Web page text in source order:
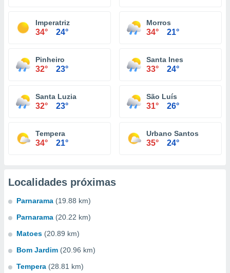
Imperatriz
34° 24°
Morros
34° 21°
Pinheiro
32° 23°
Santa Ines
33° 24°
Santa Luzia
32° 23°
São Luís
31° 26°
Tempera
34° 21°
Urbano Santos
35° 24°
Localidades próximas
Parnarama (19.88 km)
Parnarama (20.22 km)
Matoes (20.89 km)
Bom Jardim (20.96 km)
Tempera (28.81 km)